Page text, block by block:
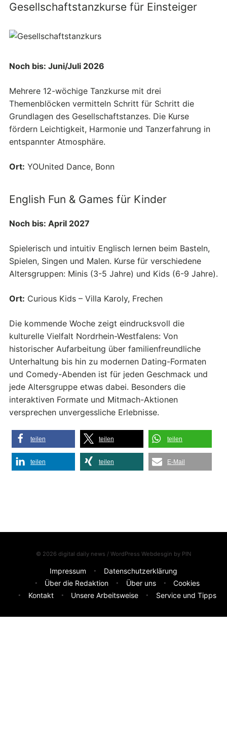
Gesellschaftstanzkurse für Einsteiger
Noch bis: Juni/Juli 2026
Mehrere 12-wöchige Tanzkurse mit drei
Themenblöcken vermitteln Schritt für Schritt die
Grundlagen des Gesellschaftstanzes. Die Kurse
fördern Leichtigkeit, Harmonie und Tanzerfahrung in
entspannter Atmosphäre.
Ort: YOUnited Dance, Bonn
English Fun & Games für Kinder
Noch bis: April 2027
Spielerisch und intuitiv Englisch lernen beim Basteln,
Spielen, Singen und Malen. Kurse für verschiedene
Altersgruppen: Minis (3-5 Jahre) und Kids (6-9 Jahre).
Ort: Curious Kids – Villa Karoly, Frechen
Die kommende Woche zeigt eindrucksvoll die
kulturelle Vielfalt Nordrhein-Westfalens: Von
historischer Aufarbeitung über familienfreundliche
Unterhaltung bis hin zu modernen Dating-Formaten
und Comedy-Abenden ist für jeden Geschmack und
jede Altersgruppe etwas dabei. Besonders die
interaktiven Formate und Mitmach-Aktionen
versprechen unvergessliche Erlebnisse.
teilen teilen teilen
teilen teilen E-Mail
© 2026 digital daily news / WordPress Webdesgin by PIN
Impressum
Datenschutzerklärung
Über die Redaktion
Über uns
Cookies
Kontakt
Unsere Arbeitsweise Service und Tipps